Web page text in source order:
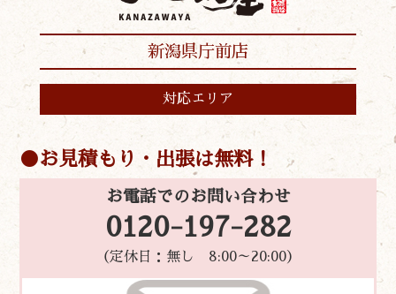
新潟県庁前店
対応エリア
お見積もり・出張は無料！
お電話でのお問い合わせ
0120-197-282
（定休日：無し 8:00～20:00）